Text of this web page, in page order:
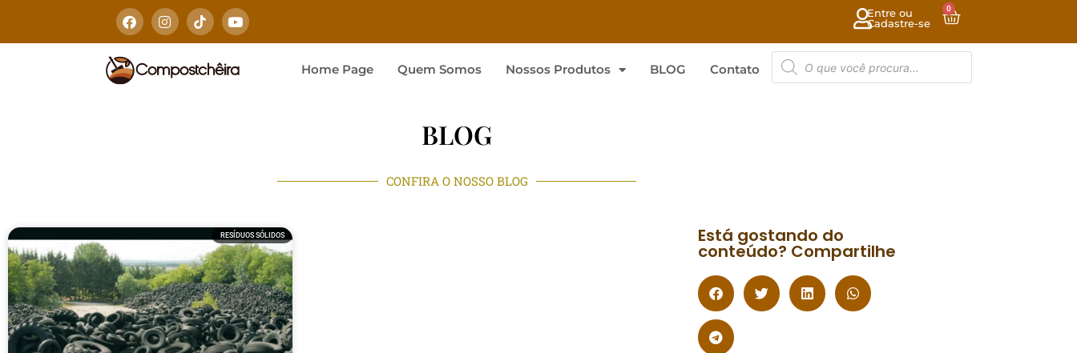
Entre ou
Cadastre-se
0
Home Page Quem Somos Nossos Produtos BLOG Contato
BLOG
CONFIRA O NOSSO BLOG
RESÍDUOS SÓLIDOS Está gostando do
conteúdo? Compartilhe